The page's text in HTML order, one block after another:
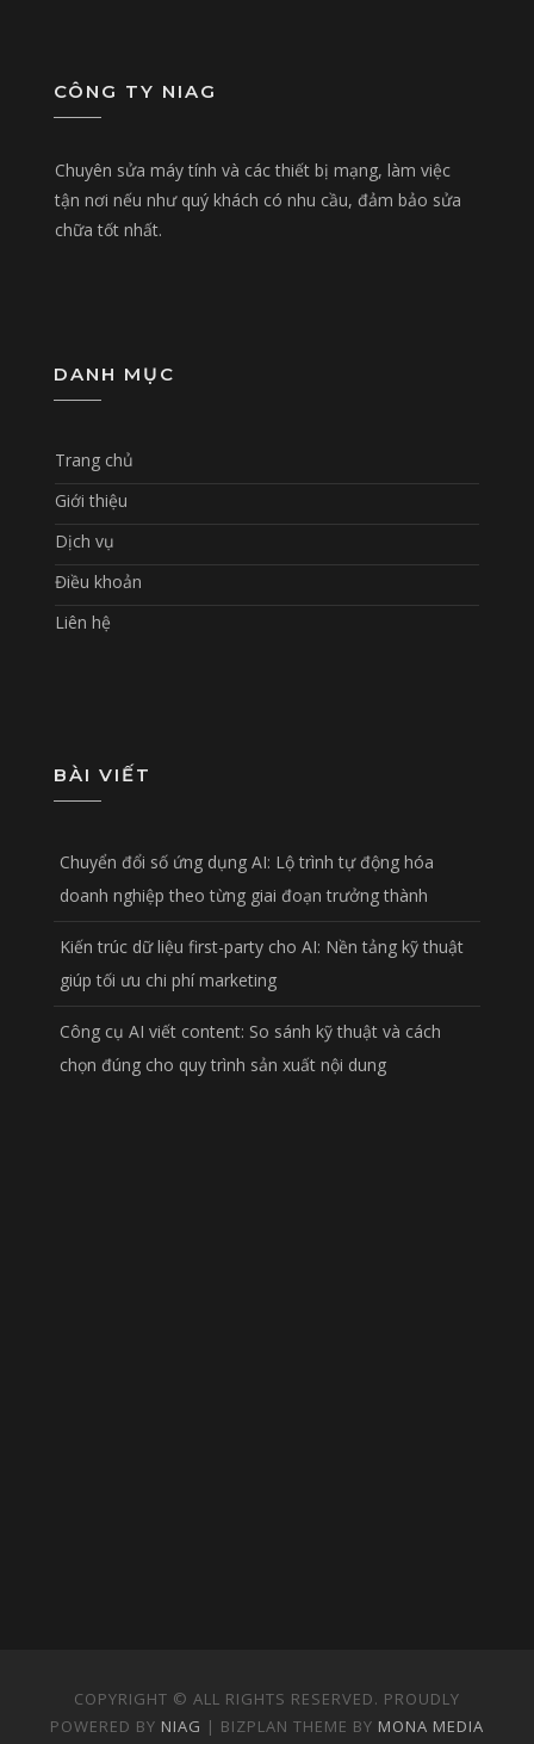
CÔNG TY NIAG
Chuyên sửa máy tính và các thiết bị mạng, làm việc
tận nơi nếu như quý khách có nhu cầu, đảm bảo sửa
chữa tốt nhất.
DANH MỤC
Trang chủ
Giới thiệu
Dịch vụ
Điều khoản
Liên hệ
BÀI VIẾT
Chuyển đổi số ứng dụng AI: Lộ trình tự động hóa
doanh nghiệp theo từng giai đoạn trưởng thành
Kiến trúc dữ liệu first-party cho AI: Nền tảng kỹ thuật
giúp tối ưu chi phí marketing
Công cụ AI viết content: So sánh kỹ thuật và cách
chọn đúng cho quy trình sản xuất nội dung
COPYRIGHT © ALL RIGHTS RESERVED. PROUDLY
POWERED BY NIAG | BIZPLAN THEME BY MONA MEDIA